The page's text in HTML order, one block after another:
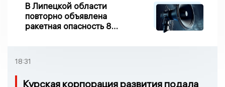
В Липецкой области
повторно объявлена
ракетная опасность 8
18:31
Курская корпорация развития подала